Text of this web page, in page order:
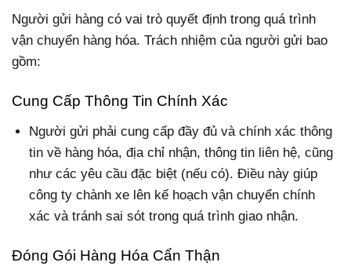
Người gửi hàng có vai trò quyết định trong quá trình
vận chuyển hàng hóa. Trách nhiệm của người gửi bao
gồm:
Cung Cấp Thông Tin Chính Xác
Người gửi phải cung cấp đầy đủ và chính xác thông
tin về hàng hóa, địa chỉ nhận, thông tin liên hệ, cũng
như các yêu cầu đặc biệt (nếu có). Điều này giúp
công ty chành xe lên kế hoạch vận chuyển chính
xác và tránh sai sót trong quá trình giao nhận.
Đóng Gói Hàng Hóa Cẩn Thận